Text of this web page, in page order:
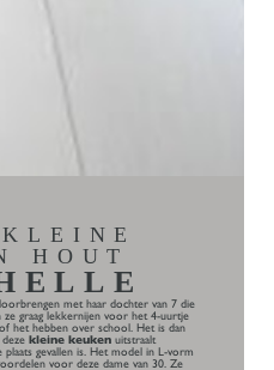
HOUT
met haar dochter van 7 die
ze graag lekkernijen voor het 4-uurtje
het hebben over school. Het is dan
kleine keuken uitstraalt
gevallen is. Het model in L-vorm
voor deze dame van 30. Ze